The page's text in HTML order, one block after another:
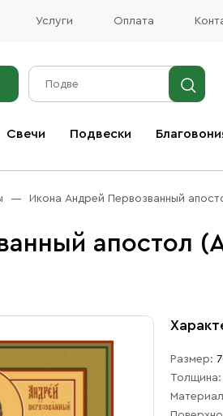
Услуги Оплата
Свечи Подвески
Икона Андрей Первозванный
апостол
Размер:
Толщина: